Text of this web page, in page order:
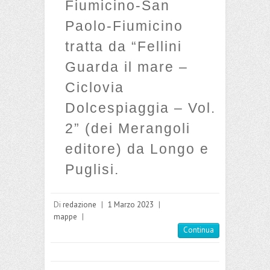
Fiumicino-San
Paolo-Fiumicino
tratta da “Fellini
Guarda il mare –
Ciclovia
Dolcespiaggia – Vol.
2” (dei Merangoli
editore) da Longo e
Puglisi.
Di redazione | 1 Marzo 2023 |
mappe |
Continua